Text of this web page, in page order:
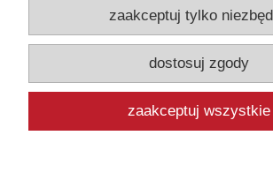
Pomoc
Moje konto
Informacje
zaakceptuj tylko
dostosuj zgody
zaakceptuj wszystkie